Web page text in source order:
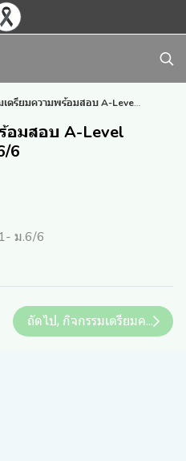
มความพร้อมสอบ A-Level วิทยาศาสตร์ ม.6/1- ม.6/6
อมสอบ A-Level
6
ม.6/6
ถัดไป, กิจกรรมเตรียมความ